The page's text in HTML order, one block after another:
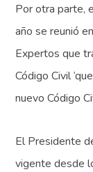
Por otra parte,
año se reunió
Expertos que
Código Civil
nuevo Código
El Presidente
vigente desde